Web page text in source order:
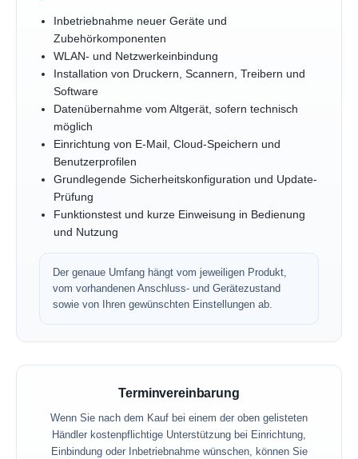
Inbetriebnahme neuer Geräte und
Zubehörkomponenten
WLAN- und Netzwerkeinbindung
Installation von Druckern, Scannern, Treibern und
Software
Datenübernahme vom Altgerät, sofern technisch
möglich
Einrichtung von E-Mail, Cloud-Speichern und
Benutzerprofilen
Grundlegende Sicherheitskonfiguration und Update-
Prüfung
Funktionstest und kurze Einweisung in Bedienung
und Nutzung
Der genaue Umfang hängt vom jeweiligen Produkt,
vom vorhandenen Anschluss- und Gerätezustand
sowie von Ihren gewünschten Einstellungen ab.
Terminvereinbarung
Wenn Sie nach dem Kauf bei einem der oben gelisteten
Händler kostenpflichtige Unterstützung bei Einrichtung,
Einbindung oder Inbetriebnahme wünschen, können Sie